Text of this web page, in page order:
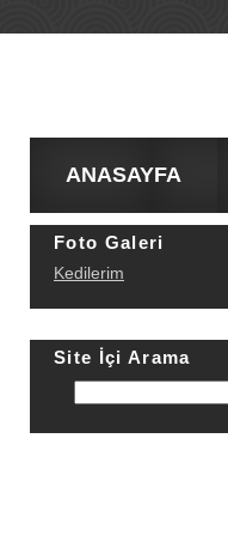
ANASAYFA
Foto Galeri
Kedilerim
Site İçi Arama